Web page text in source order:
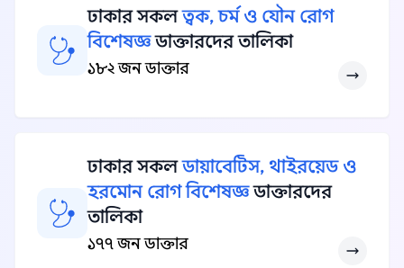
ঢাকার সকলত্বক, চর্ম ও যৌন রোগ
বিশেষজ্ঞডাক্তারদের তালিকা
১৮২ জন ডাক্তার
ঢাকার সকলডায়াবেটিস, থাইরয়েড ও
হরমোন রোগ বিশেষজ্ঞডাক্তারদের
তালিকা
১৭৭ জন ডাক্তার